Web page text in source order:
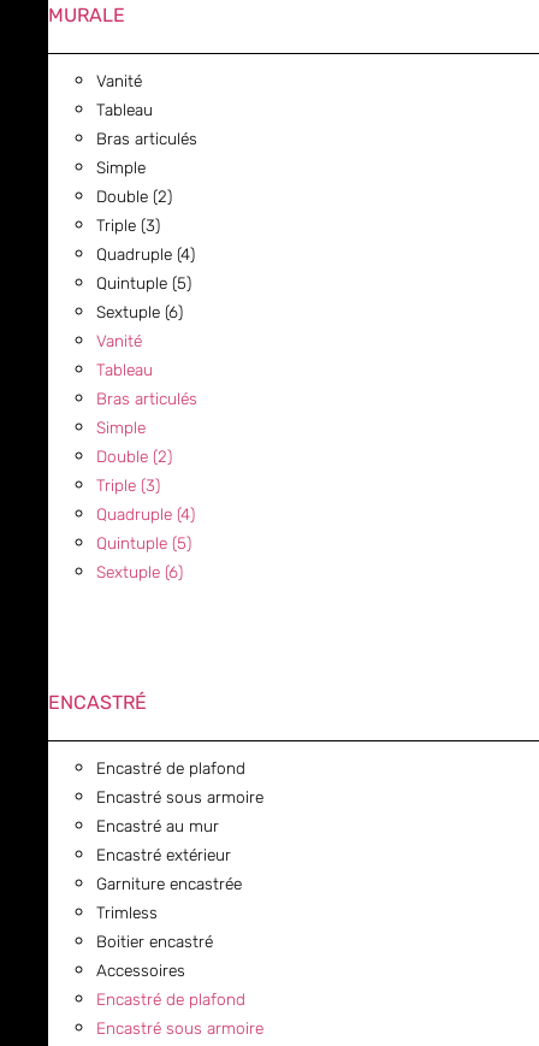
MURALE
Vanité
Tableau
Bras articulés
Simple
Double (2)
Triple (3)
Quadruple (4)
Quintuple (5)
Sextuple (6)
Vanité
Tableau
Bras articulés
Simple
Double (2)
Triple (3)
Quadruple (4)
Quintuple (5)
Sextuple (6)
ENCASTRÉ
Encastré de plafond
Encastré sous armoire
Encastré au mur
Encastré extérieur
Garniture encastrée
Trimless
Boitier encastré
Accessoires
Encastré de plafond
Encastré sous armoire